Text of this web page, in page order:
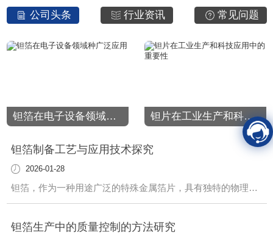
公司头条 行业资讯 常见问题
钽箔在电子设备领域种广泛应用 钽片在工业生产和科技应用中的重要性
钽箔制备工艺与应用技术探究
2026-01-28
钽箔，作为一种用途广泛的特殊金属箔片，具有独特的物理和化学性质，被广泛应用于多个领域。其制备工艺和应用技术一直备受关注与探究。在钽箔的制备工艺中，精密的合金成分配比和高温熔炼工艺是至关重要的环节。通过精心设计的生产流程，可以获得均匀细致的箔片，..其优良的机械性能和化学稳定性。各种加工技术如轧制、拉拔等也发挥着关键作用
钽箔生产中的质量控制的方法研究